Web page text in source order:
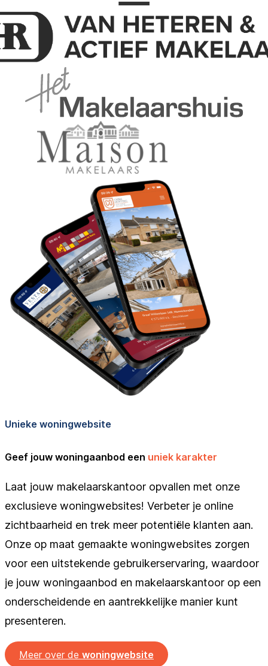
Unieke woningwebsite
Geef jouw woningaanbod een uniek karakter
Laat jouw makelaarskantoor opvallen met onze
exclusieve woningwebsites! Verbeter je online
zichtbaarheid en trek meer potentiële klanten aan.
Onze op maat gemaakte woningwebsites zorgen
voor een uitstekende gebruikerservaring, waardoor
je jouw woningaanbod en makelaarskantoor op een
onderscheidende en aantrekkelijke manier kunt
presenteren.
Meer over de woningwebsite